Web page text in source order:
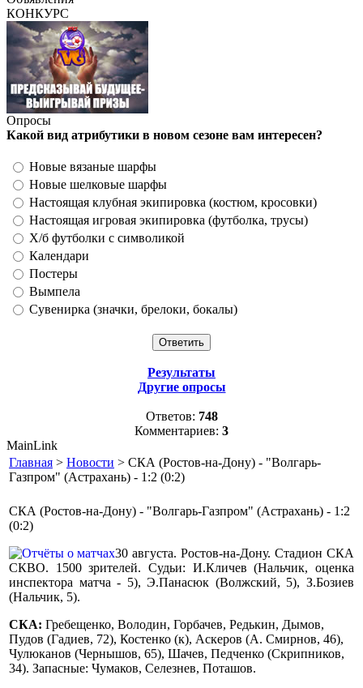
КОНКУРС
Опросы
Какой вид атрибутики в новом сезоне вам интересен?
Новые вязаные шарфы
Новые шелковые шарфы
Настоящая клубная экипировка (костюм, кросовки)
Настоящая игровая экипировка (футболка, трусы)
Х/б футболки с символикой
Календари
Постеры
Вымпела
Сувенирка (значки, брелоки, бокалы)
Результаты
Другие опросы
Ответов: 748
Комментариев: 3
MainLink
Главная > Новости > СКА (Ростов-на-Дону) - "Волгарь-
Газпром" (Астрахань) - 1:2 (0:2)
СКА (Ростов-на-Дону) - "Волгарь-Газпром" (Астрахань) - 1:2
(0:2)
30 августа. Ростов-на-Дону. Стадион СКА
СКВО. 1500 зрителей. Судьи: И.Кличев (Нальчик, оценка
инспектора матча - 5), Э.Панасюк (Волжский, 5), З.Бозиев
(Нальчик, 5).
СКА: Гребещенко, Володин, Горбачев, Редькин, Дымов,
Пудов (Гадиев, 72), Костенко (к), Аскеров (А. Смирнов, 46),
Чулюканов (Чернышов, 65), Шачев, Педченко (Скрипников,
34). Запасные: Чумаков, Селезнев, Поташов.